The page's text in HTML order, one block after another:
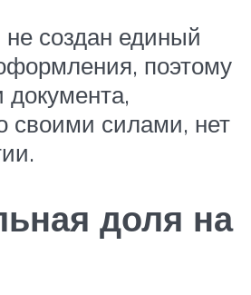
создан единый
поэтому
документа,
своими силами, нет
доля на